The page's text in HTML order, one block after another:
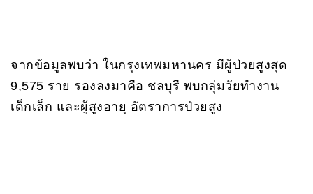
จากข้อมูลพบว่า ในกรุงเทพมหานคร มีผู้ป่วยสูงสุด
9,575 ราย รองลงมาคือ ชลบุรี พบกลุ่มวัยทำงาน
เด็กเล็ก และผู้สูงอายุ อัตราการป่วยสูง